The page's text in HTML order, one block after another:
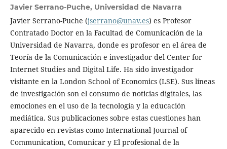
Javier Serrano-Puche, Universidad de Navarra
Javier Serrano-Puche (jserrano@unav.es) es Profesor
Contratado Doctor en la Facultad de Comunicación de la
Universidad de Navarra, donde es profesor en el área de
Teoría de la Comunicación e investigador del Center for
Internet Studies and Digital Life. Ha sido investigador
visitante en la London School of Economics (LSE). Sus líneas
de investigación son el consumo de noticias digitales, las
emociones en el uso de la tecnología y la educación
mediática. Sus publicaciones sobre estas cuestiones han
aparecido en revistas como International Journal of
Communication, Comunicar y El profesional de la